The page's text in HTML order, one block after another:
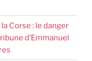
Corse : le danger
d’Emmanuel